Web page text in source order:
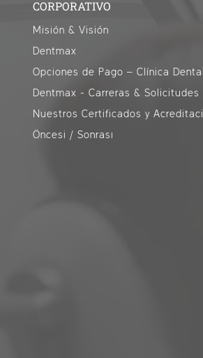
CORPORATIVO
Misión & Visión
Dentmax
Öncesi / Sonrası